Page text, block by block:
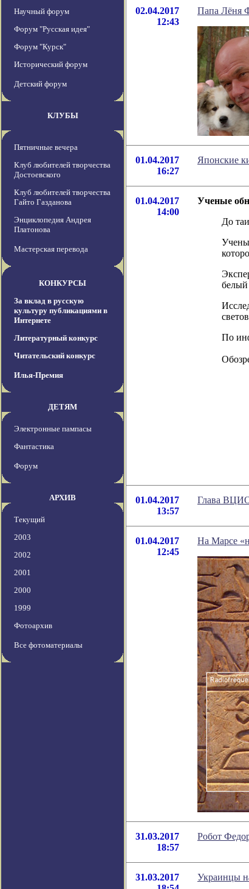
Научный форум
Форум "Русская идея"
Форум "Курск"
Исторический форум
Детский форум
КЛУБЫ
Пятничные вечера
Клуб любителей творчества
Достоевского
Клуб любителей творчества
Гайто Газданова
Энциклопедия Андрея
Платонова
Мастерская перевода
КОНКУРСЫ
За вклад в русскую
культуру публикациями в
Интернете
Литературный конкурс
Читательский конкурс
Илья-Премия
ДЕТЯМ
Электронные пампасы
Фантастика
Форум
АРХИВ
Текущий
2003
2002
2001
2000
1999
Фотоархив
Все фотоматериалы
02.04.2017
12:43
Папа Лёня
01.04.2017
16:27
Японские
01.04.2017
14:00
Ученые
До
По
01.04.2017
13:57
Глава
01.04.2017
12:45
На Марсе
31.03.2017
18:57
Робот
31.03.2017
Украинцы